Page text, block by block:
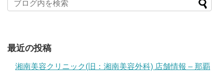
最近の投稿
湘南美容クリニック(旧：湘南美容外科) 店舗情報 – 那覇